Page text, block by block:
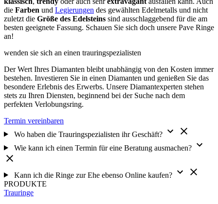
die Farben und Legierungen des gewählten Edelmetalls und nicht
zuletzt die Größe des Edelsteins sind ausschlaggebend für die am
besten geeignete Fassung. Schauen Sie sich doch unsere Pave Ringe
an!
wenden sie sich an einen trauring­spezialisten
Der Wert Ihres Diamanten bleibt unabhängig von den Kosten immer
bestehen. Investieren Sie in einen Diamanten und genießen Sie das
besondere Erlebnis des Erwerbs. Unsere Diamantexperten stehen
stets zu Ihren Diensten, beginnend bei der Suche nach dem
perfekten Verlobungsring.
Termin vereinbaren
Wo haben die Trauringspezialisten ihr Geschäft?
Wie kann ich einen Termin für eine Beratung ausmachen?
Kann ich die Ringe zur Ehe ebenso Online kaufen?
PRODUKTE
Trauringe